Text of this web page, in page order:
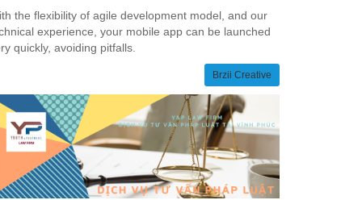
the flexibility of agile development model, and our
experience, your mobile app can be launched
quickly, avoiding pitfalls.
Brzii Creative